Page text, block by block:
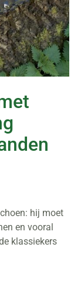
hij moet
en vooral
klassiekers